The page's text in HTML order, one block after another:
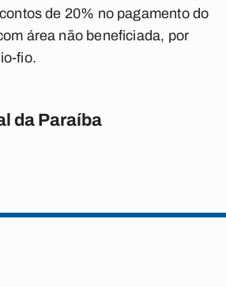
de 20% no pagamento do
área não beneficiada, por
fio.
da Paraíba